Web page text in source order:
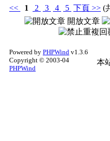
精華文
(1) 話
之教學...
<< 1 2 3 4 5 下頁 >> (
開放文章
Powered by PHPWind v1.3.6
Copyright © 2003-04
PHPWind
本